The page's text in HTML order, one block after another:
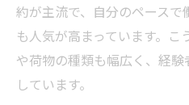
約が主流で、自分のペース
も人気が高まっています。
や荷物の種類も幅広く、経
しています。